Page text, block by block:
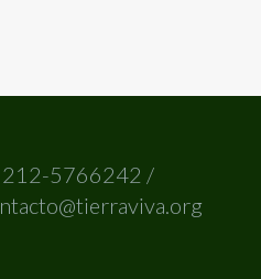
212-5766242 /